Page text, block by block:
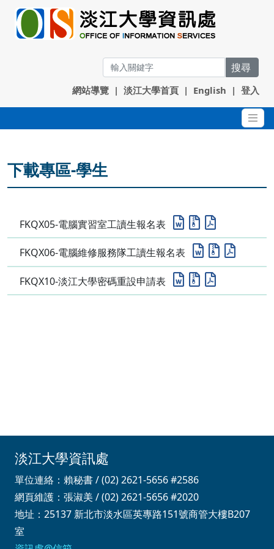
搜尋
網站導覽 | 淡江大學首頁 | English | 登入
下載專區-學生
FKQX05-電腦實習室工讀生報名表
FKQX06-電腦維修服務隊工讀生報名表
FKQX10-淡江大學密碼重設申請表
淡江大學資訊處
單位連絡：賴秘書 / (02) 2621-5656 #2586
網頁維護：張淑美 / (02) 2621-5656 #2020
地址：25137 新北市淡水區英專路151號商管大樓B207
室